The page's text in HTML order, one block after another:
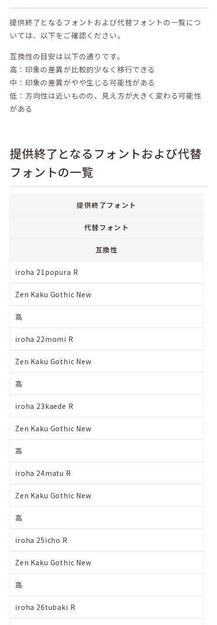
提供終了となるフォントおよび代替フォントの一覧につ
いては、以下をご確認ください。
互換性の目安は以下の通りです。
高：印象の差異が比較的少なく移行できる
中：印象の差異がやや生じる可能性がある
低：方向性は近いものの、見え方が大きく変わる可能性
がある
提供終了となるフォントおよび代替
フォントの一覧
提供終了フォント
代替フォント
互換性
iroha 21popura R
Zen Kaku Gothic New
高
iroha 22momi R
Zen Kaku Gothic New
高
iroha 23kaede R
Zen Kaku Gothic New
高
iroha 24matu R
Zen Kaku Gothic New
高
iroha 25icho R
Zen Kaku Gothic New
高
iroha 26tubaki R